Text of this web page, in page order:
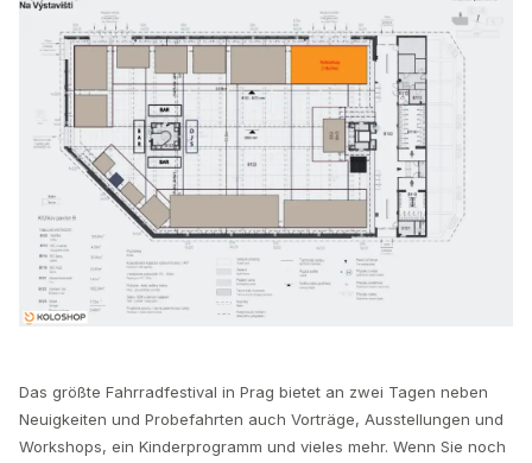
Das größte Fahrradfestival in Prag bietet an zwei Tagen neben
Neuigkeiten und Probefahrten auch Vorträge, Ausstellungen und
Workshops, ein Kinderprogramm und vieles mehr. Wenn Sie noch